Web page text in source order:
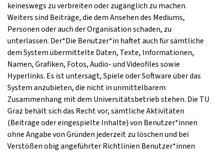
keineswegs zu verbreiten oder zugänglich zu machen.
Weiters sind Beiträge, die dem Ansehen des Mediums,
Personen oder auch der Organisation schaden, zu
unterlassen. Der*Die Benutzer*in haftet auch für sämtliche
dem System übermittelte Daten, Texte, Informationen,
Namen, Grafiken, Fotos, Audio- und Videofiles sowie
Hyperlinks. Es ist untersagt, Spiele oder Software über das
System anzubieten, die nicht in unmittelbarem
Zusammenhang mit dem Universitätsbetrieb stehen. Die TU
Graz behält sich das Recht vor, sämtliche Aktivitäten
(Beiträge oder eingespielte Inhalte) von Benutzer*innen
ohne Angabe von Gründen jederzeit zu löschen und bei
Verstößen obig angeführter Richtlinien Benutzer*innen